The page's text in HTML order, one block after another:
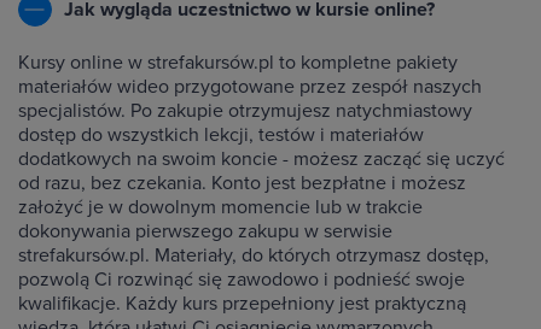
Jak wygląda uczestnictwo w kursie online?
Kursy online w strefakursów.pl to kompletne pakiety
materiałów wideo przygotowane przez zespół naszych
specjalistów. Po zakupie otrzymujesz natychmiastowy
dostęp do wszystkich lekcji, testów i materiałów
dodatkowych na swoim koncie - możesz zacząć się uczyć
od razu, bez czekania. Konto jest bezpłatne i możesz
założyć je w dowolnym momencie lub w trakcie
dokonywania pierwszego zakupu w serwisie
strefakursów.pl. Materiały, do których otrzymasz dostęp,
pozwolą Ci rozwinąć się zawodowo i podnieść swoje
kwalifikacje. Każdy kurs przepełniony jest praktyczną